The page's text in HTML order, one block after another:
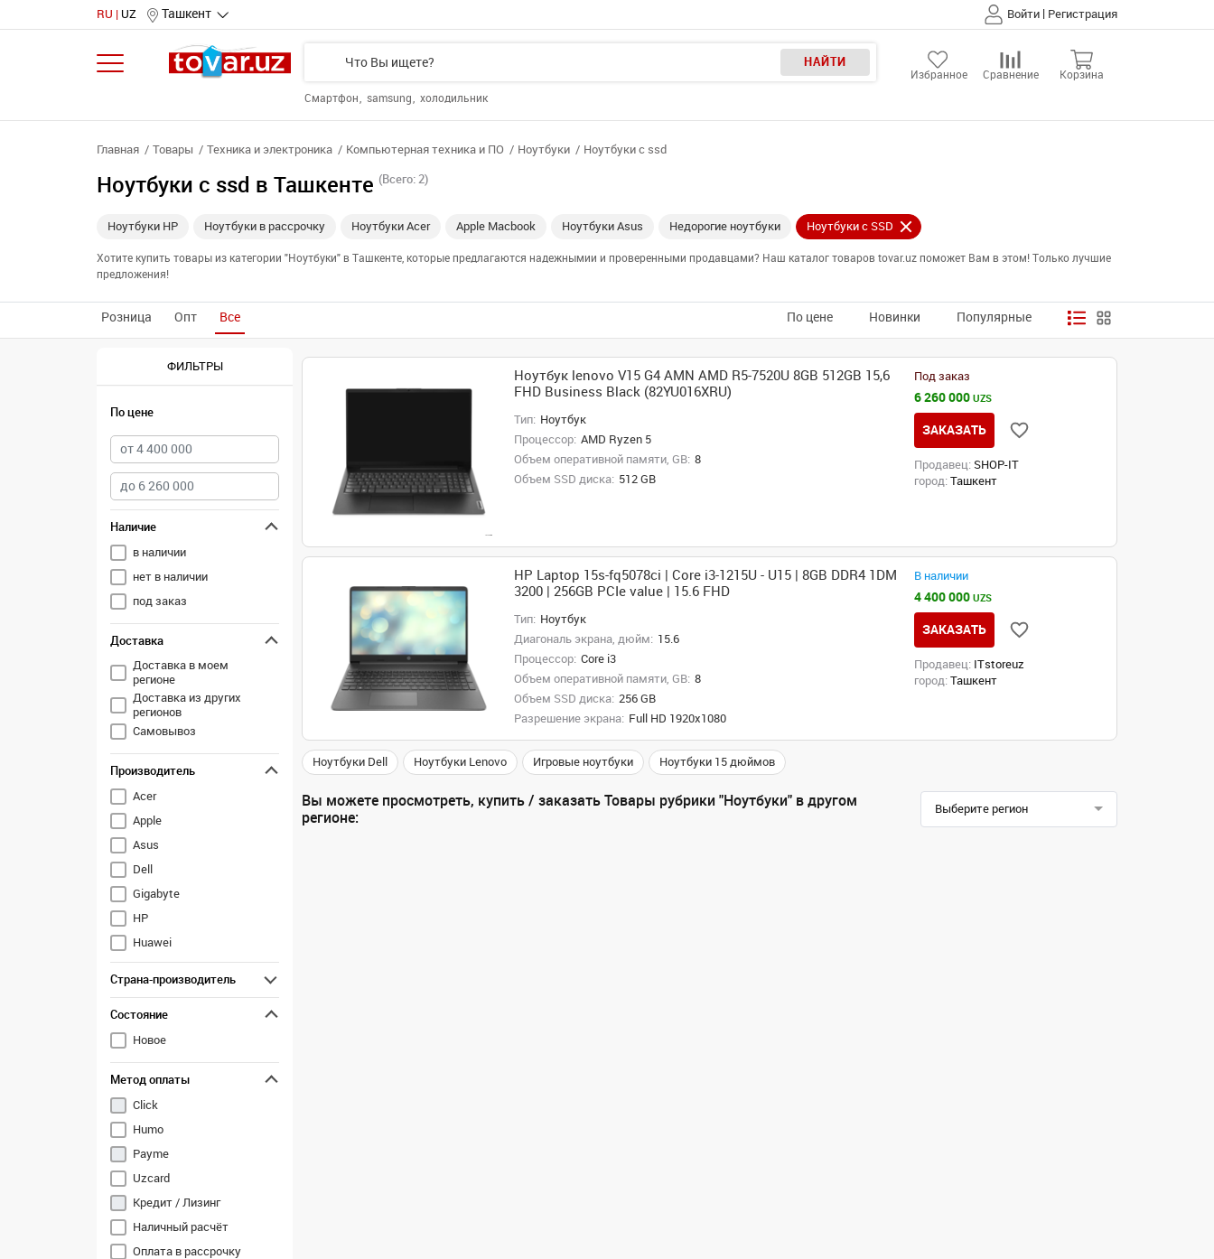
RU UZ Ташкент Войти | Регистрация
НАЙТИ
Смартфон samsung холодильник
Избранное Сравнение Корзина
Главная Товары Техника и электроника Компьютерная техника и ПО Ноутбуки Ноутбуки с ssd
Ноутбуки с ssd в Ташкенте (Всего: 2)
Ноутбуки HP Ноутбуки в рассрочку Ноутбуки Acer Apple Macbook Ноутбуки Asus Недорогие ноутбуки Ноутбуки с SSD
Хотите купить товары из категории "Ноутбуки" в Ташкенте, которые предлагаются надежнымии и проверенными продавцами? Наш каталог товаров tovar.uz поможет Вам в этом! Только лучшие
предложения!
Розница Опт Все По цене Новинки Популярные
ФИЛЬТРЫ
По цене
Наличие
в наличии
нет в наличии
под заказ
Доставка
Доставка в моем
регионе
Доставка из других
регионов
Самовывоз
Производитель
Acer
Apple
Asus
Dell
Gigabyte
HP
Huawei
Lenovo
MSI
Страна-производитель
Состояние
Новое
Метод оплаты
Click
Humo
Payme
Uzcard
Кредит / Лизинг
Наличный расчёт
Оплата в рассрочку
Ноутбук lenovo V15 G4 AMN AMD R5-7520U 8GB 512GB 15,6
FHD Business Black (82YU016XRU)
Тип: Ноутбук
Процессор: AMD Ryzen 5
Объем оперативной памяти, GB: 8
Объем SSD диска: 512 GB
Под заказ
6 260 000UZS
ЗАКАЗАТЬ
Продавец: SHOP-IT
город: Ташкент
HP Laptop 15s-fq5078ci | Core i3-1215U - U15 | 8GB DDR4 1DM
3200 | 256GB PCIe value | 15.6 FHD
Тип: Ноутбук
Диагональ экрана, дюйм: 15.6
Процессор: Core i3
Объем оперативной памяти, GB: 8
Объем SSD диска: 256 GB
Разрешение экрана: Full HD 1920x1080
В наличии
4 400 000UZS
ЗАКАЗАТЬ
Продавец: ITstoreuz
город: Ташкент
Ноутбуки Dell Ноутбуки Lenovo Игровые ноутбуки Ноутбуки 15 дюймов
Вы можете просмотреть, купить / заказать Товары рубрики "Ноутбуки" в другом
регионе:
Выберите регион